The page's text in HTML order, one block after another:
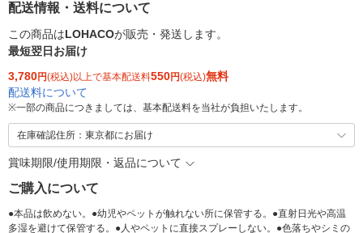
配送情報・送料について
この商品はLOHACOが販売・発送します。
最短翌日お届け
3,780円(税込)以上で基本配送料550円(税込)無料
配送料について
※一部の商品につきましては、基本配送料を当社が負担いたします。
在庫確認住所：東京都にお届け
賞味期限/使用期限・返品について
ご購入について
●本品は飲めない。●幼児やペットが触れない所に保管する。●直射日光や高温
多湿を避けて保管する。●人やペットに直接スプレーしない。●色落ちやシミの